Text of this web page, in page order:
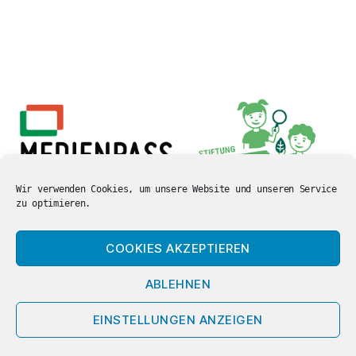
Wir verwenden Cookies, um unsere Website und unseren Service
zu optimieren.
COOKIES AKZEPTIEREN
ABLEHNEN
EINSTELLUNGEN ANZEIGEN
© 2026Carl-Orff Grundschule
Nach oben↑